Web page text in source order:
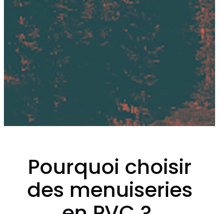
Pourquoi choisir
des menuiseries